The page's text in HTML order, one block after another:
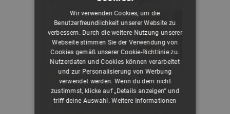
Wir verwenden Cookies, um die
Benutzerfreundlichkeit unserer Website zu
verbessern. Durch die weitere Nutzung unserer
Webseite stimmen Sie der Verwendung von
Cookies gemäß unserer Cookie-Richtlinie zu.
Nutzerdaten und Cookies können verarbeitet
und zur Personalisierung von Werbung
verwendet werden. Wenn du dem nicht
zustimmst, klicke auf „Details anzeigen“ und
triff deine Auswahl.Weitere Informationen